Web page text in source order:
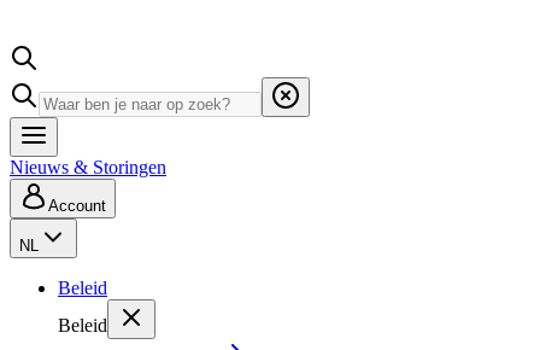
Nieuws & Storingen
Account
NL
Beleid
Beleid